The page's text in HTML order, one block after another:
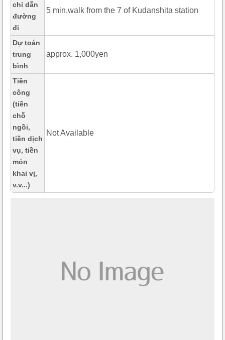
chỉ dẫn
đường
đi
5 min.walk from the 7 of Kudanshita station
Dự toán
trung
bình
approx. 1,000yen
Tiền
công
(tiền
chỗ
ngồi,
tiền dịch
vụ, tiền
món
khai vị,
v.v...)
Not Available